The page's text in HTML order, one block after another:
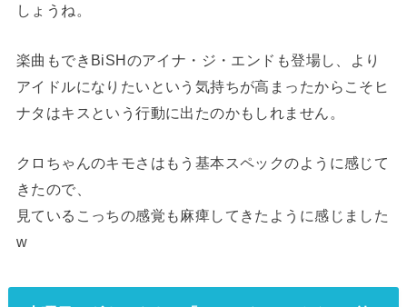
しょうね。
楽曲もできBiSHのアイナ・ジ・エンドも登場し、より
アイドルになりたいという気持ちが高まったからこそヒ
ナタはキスという行動に出たのかもしれません。
クロちゃんのキモさはもう基本スペックのように感じて
きたので、
見ているこっちの感覚も麻痺してきたように感じました
w